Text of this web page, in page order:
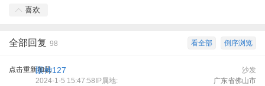
喜欢
倒序浏览
看全部
全部回复 98
点击重新加载 沙发
眼神127
2024-1-5 15:47:58IP属地: 广东省佛山市